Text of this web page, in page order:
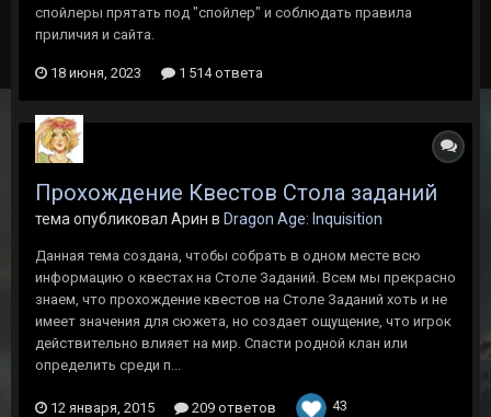
спойлеры прятать под "спойлер" и соблюдать правила
приличия и сайта.
18 июня, 2023 1 514 ответа
Прохождение Квестов Стола заданий
тема опубликовал Арин в Dragon Age: Inquisition
Данная тема создана, чтобы собрать в одном месте всю
информацию о квестах на Столе Заданий. Всем мы прекрасно
знаем, что прохождение квестов на Столе Заданий хоть и не
имеет значения для сюжета, но создает ощущение, что игрок
действительно влияет на мир. Спасти родной клан или
определить среди п...
12 января, 2015 209 ответов 43